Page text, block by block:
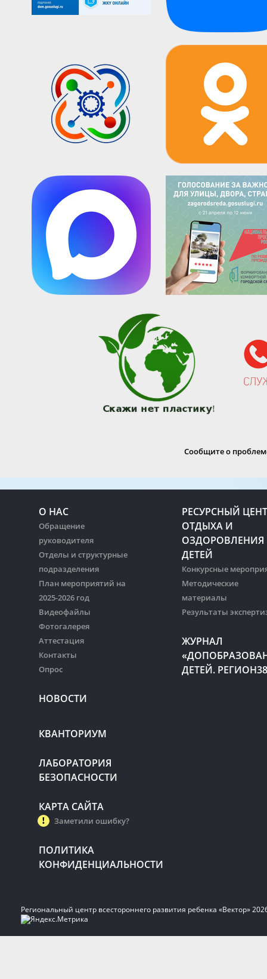
Сообщите о
О НАС
Обращение
руководителя
Отделы и структурные
подразделения
План мероприятий на
2025-2026 год
Видеофайлы
Фотогалерея
Аттестация
Контакты
Опрос
НОВОСТИ
РЕСУРСНЫЙ
ОТДЫХА И
ОЗДОРОВЛЕНИЯ
ДЕТЕЙ
Конкурсные
Методические
материалы
Результаты
ЖУРНАЛ
ДЕТЕЙ.
КВАНТОРИУМ
ЛАБОРАТОРИЯ
БЕЗОПАСНОСТИ
КАРТА САЙТА
Заметили ошибку?
ПОЛИТИКА
КОНФИДЕНЦИАЛЬНОСТИ
Региональный центр всестороннего развития ребенка «Вектор»